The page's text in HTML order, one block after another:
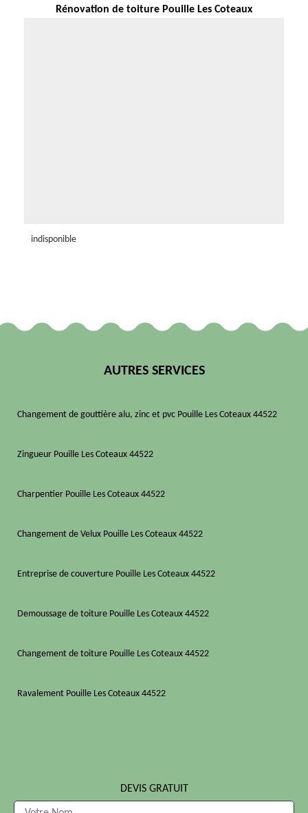
Rénovation de toiture Pouille Les Coteaux
indisponible
AUTRES SERVICES
Changement de gouttière alu, zinc et pvc Pouille Les Coteaux 44522
Zingueur Pouille Les Coteaux 44522
Charpentier Pouille Les Coteaux 44522
Changement de Velux Pouille Les Coteaux 44522
Entreprise de couverture Pouille Les Coteaux 44522
Demoussage de toiture Pouille Les Coteaux 44522
Changement de toiture Pouille Les Coteaux 44522
Ravalement Pouille Les Coteaux 44522
DEVIS GRATUIT